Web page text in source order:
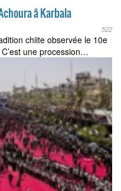
â Karbala
522
chiite observée le 10e
une procession…